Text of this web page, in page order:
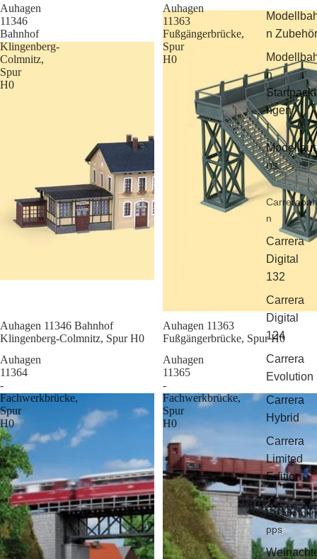
n Zubehör
n
ngen
Modellaut
os
Carrerabah
n
Carrera
Digital
132
Carrera
Digital
124
Carrera
Evolution
Carrera
Hybrid
Carrera
Limited
Edition
Geschenkti
pps
Auhagen
11346
Bahnhof
Klingenberg-
Colmnitz,
Spur
H0
Sale
Auhagen 11346 Bahnhof
Klingenberg-Colmnitz, Spur H0
Auhagen
11363
Fußgängerbrücke,
Spur
H0
Sale
Auhagen 11363
Fußgängerbrücke, Spur H0
Auhagen
11364
-
Fachwerkbrücke,
Spur
H0
Auhagen
11365
-
Fachwerkbrücke,
Spur
H0